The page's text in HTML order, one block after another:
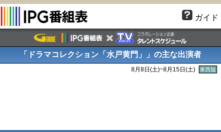
ガイド
「ドラマコレクション「水戸黄門」」の主な出演者
8月8日(土)~8月15日(土) 東西版